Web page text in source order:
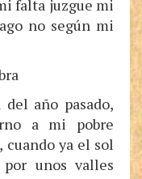
falta juzgue mi
no según mi
año pasado,
a mi pobre
cuando ya el sol
unos valles